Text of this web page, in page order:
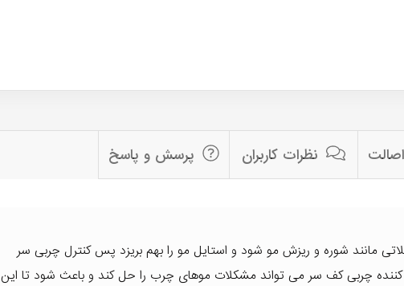
نظرات کاربران پرسش و پاسخ
مانند شوره و ریزش مو شود و استایل مو را بهم بریزد پس کنترل چربی سر
چربی کف سر می تواند مشکلات موهای چرب را حل کند و باعث شود تا این